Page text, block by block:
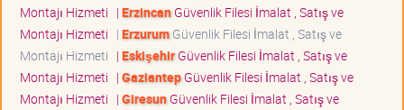
Montajı Hizmeti | ErzincanGüvenlik Filesi İmalat , Satış ve
Montajı Hizmeti | ErzurumGüvenlik Filesi İmalat , Satış ve
Montajı Hizmeti | EskişehirGüvenlik Filesi İmalat , Satış ve
Montajı Hizmeti | GaziantepGüvenlik Filesi İmalat , Satış ve
Montajı Hizmeti | GiresunGüvenlik Filesi İmalat , Satış ve